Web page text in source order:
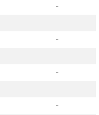
-
-
-
-